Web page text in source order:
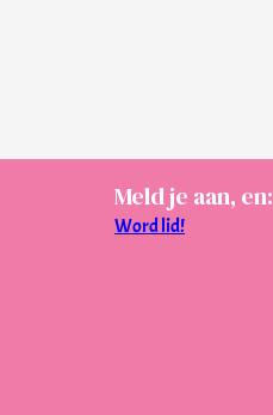
Meld je aan, en:
Word lid!